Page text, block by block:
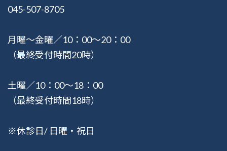
045-507-8705
月曜〜金曜／10：00〜20：00
（最終受付時間20時）
土曜／10：00〜18：00
（最終受付時間18時）
※休診日/ 日曜・祝日